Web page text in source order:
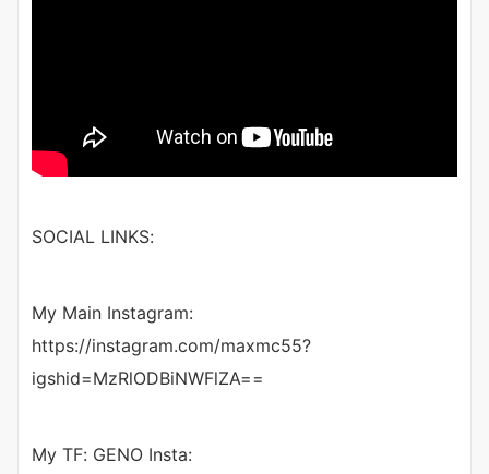
SOCIAL LINKS:
My Main Instagram:
https://instagram.com/maxmc55?
igshid=MzRlODBiNWFlZA==
My TF: GENO Insta: